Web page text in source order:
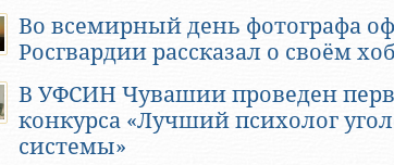
Во всемирный день фотографа
Росгвардии рассказал о своём
В УФСИН Чувашии проведен
конкурса «Лучший психолог
системы»